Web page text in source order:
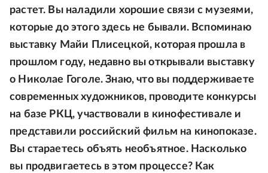
растет. Вы наладили хорошие связи с музеями,
которые до этого здесь не бывали. Вспоминаю
выставку Майи Плисецкой, которая прошла в
прошлом году, недавно вы открывали выставку
о Николае Гоголе. Знаю, что вы поддерживаете
современных художников, проводите конкурсы
на базе РКЦ, участвовали в кинофестивале и
представили российский фильм на кинопоказе.
Вы стараетесь объять необъятное. Насколько
вы продвигаетесь в этом процессе? Как